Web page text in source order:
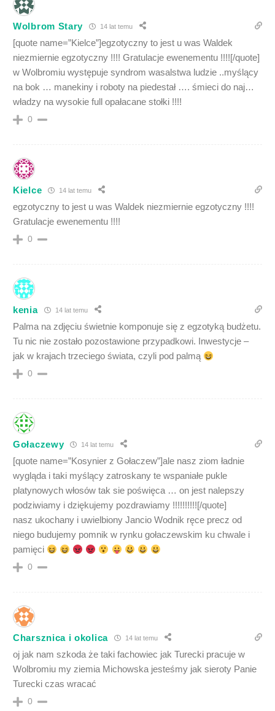
Wolbrom Stary 14 lat temu
[quote name=”Kielce”]egzotyczny to jest u was Waldek
niezmiernie egzotyczny !!!! Gratulacje ewenementu !!!![/quote]
w Wolbromiu występuje syndrom wasalstwa ludzie ..myślący
na bok … manekiny i roboty na piedestał …. śmieci do naj…
władzy na wysokie full opałacane stołki !!!!
0
Kielce 14 lat temu
egzotyczny to jest u was Waldek niezmiernie egzotyczny !!!!
Gratulacje ewenementu !!!!
0
kenia 14 lat temu
Palma na zdjęciu świetnie komponuje się z egzotyką budżetu.
Tu nic nie zostało pozostawione przypadkowi. Inwestycje –
jak w krajach trzeciego świata, czyli pod palmą
0
Gołaczewy 14 lat temu
[quote name=”Kosynier z Gołaczew”]ale nasz ziom ładnie
wygląda i taki myślący zatroskany te wspaniałe pukle
platynowych włosów tak sie poświęca … on jest nalepszy
podziwiamy i dziękujemy pozdrawiamy !!!!!!!!!![/quote]
nasz ukochany i uwielbiony Jancio Wodnik ręce precz od
niego budujemy pomnik w rynku gołaczewskim ku chwale i
pamięci
0
Charsznica i okolica 14 lat temu
oj jak nam szkoda że taki fachowiec jak Turecki pracuje w
Wolbromiu my ziemia Michowska jesteśmy jak sieroty Panie
Turecki czas wracać
0